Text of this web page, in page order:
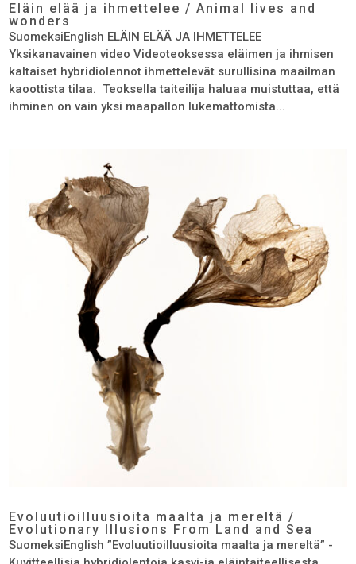
Eläin elää ja ihmettelee / Animal lives and
wonders
SuomeksiEnglish ELÄIN ELÄÄ JA IHMETTELEE
Yksikanavainen video Videoteoksessa eläimen ja ihmisen
kaltaiset hybridiolennot ihmettelevät surullisina maailman
kaoottista tilaa. Teoksella taiteilija haluaa muistuttaa, että
ihminen on vain yksi maapallon lukemattomista...
Evoluutioilluusioita maalta ja mereltä /
Evolutionary Illusions From Land and Sea
SuomeksiEnglish ”Evoluutioilluusioita maalta ja mereltä” -